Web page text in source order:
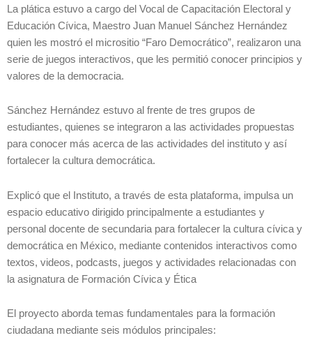
La plática estuvo a cargo del Vocal de Capacitación Electoral y
Educación Cívica, Maestro Juan Manuel Sánchez Hernández
quien les mostró el micrositio “Faro Democrático”, realizaron una
serie de juegos interactivos, que les permitió conocer principios y
valores de la democracia.
Sánchez Hernández estuvo al frente de tres grupos de
estudiantes, quienes se integraron a las actividades propuestas
para conocer más acerca de las actividades del instituto y así
fortalecer la cultura democrática.
Explicó que el Instituto, a través de esta plataforma, impulsa un
espacio educativo dirigido principalmente a estudiantes y
personal docente de secundaria para fortalecer la cultura cívica y
democrática en México, mediante contenidos interactivos como
textos, videos, podcasts, juegos y actividades relacionadas con
la asignatura de Formación Cívica y Ética
El proyecto aborda temas fundamentales para la formación
ciudadana mediante seis módulos principales: